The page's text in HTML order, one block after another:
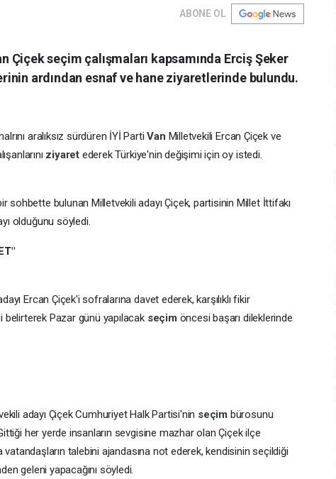
ABONE OL
Çiçek seçim çalışmaları kapsamında Erciş Şeker
ardından esnaf ve hane ziyaretlerinde bulundu.
aralıksız sürdüren İYİ PartiVan Milletvekili Ercan Çiçek ve
ziyaret ederek Türkiye'nin değişimi için oy istedi.
sohbette bulunan Milletvekili adayı Çiçek, partisinin Millet İttifakı
olduğunu söyledi.
Ercan Çiçek'i sofralarına davet ederek, karşılıklı fikir
belirterek Pazar günü yapılacak seçim öncesi başarı dileklerinde
adayı Çiçek Cumhuriyet Halk Partisi'nin seçim bürosunu
her yerde insanların sevgisine mazhar olan Çiçek ilçe
vatandaşların talebini ajandasına not ederek, kendisinin seçildiği
geleni yapacağını söyledi.